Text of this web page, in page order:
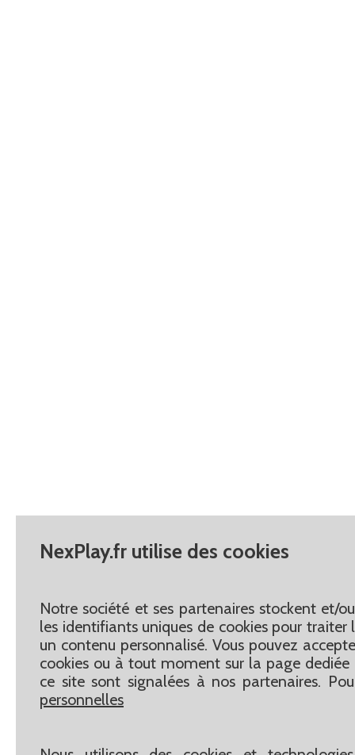
NexPlay.fr utilise des cookies
Notre société et ses partenaires stockent et/
les identifiants uniques de cookies pour
un contenu personnalisé. Vous pouvez
cookies ou à tout moment sur la page dediée
ce site sont signalées à nos partenaires.
personnelles